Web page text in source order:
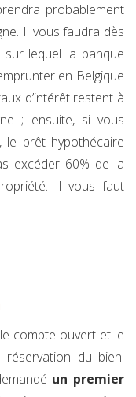
probablement
Il vous faudra dès
lequel la banque
en Belgique
d’intérêt restent à
; ensuite, si vous
le prêt hypothécaire
excéder 60% de la
Il vous faut
compte ouvert et le
du bien.
un premier